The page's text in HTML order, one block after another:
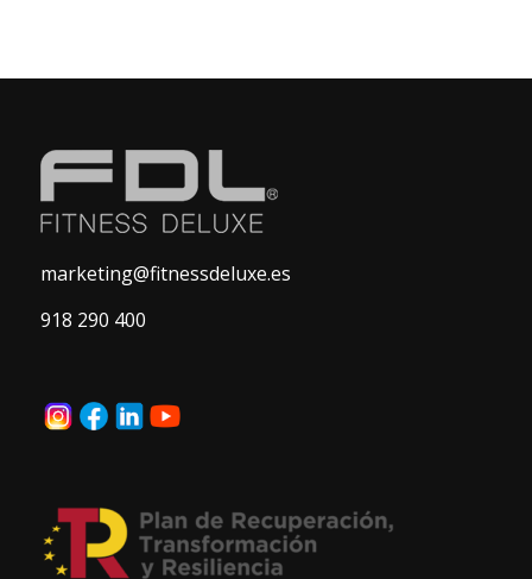
marketing@fitnessdeluxe.es
918 290 400